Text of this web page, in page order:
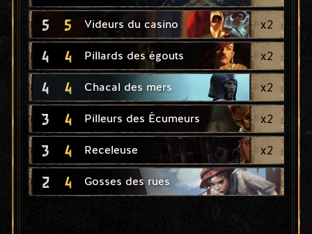
5 5 Videurs du casino x2
4 4 Pillards des égouts x2
4 4 Chacal des mers x2
3 4 Pilleurs des Écumeurs x2
3 4 Receleuse x2
2 4 Gosses des rues